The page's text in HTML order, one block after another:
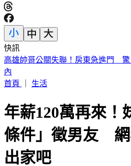
快訊
晚起南部雨勢接力！專家曝「雨炸
和
首頁
生活
年薪120萬再來！
條件」徵男友 網
出家吧